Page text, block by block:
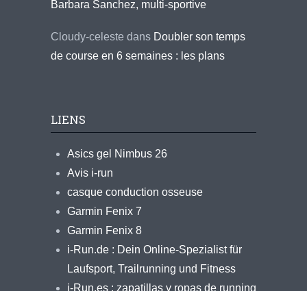
Barbara Sanchez, multi-sportive
Cloudy-celeste dans Doubler son temps
de course en 6 semaines : les plans
LIENS
Asics gel Nimbus 26
Avis i-run
casque conduction osseuse
Garmin Fenix 7
Garmin Fenix 8
i-Run.de : Dein Online-Spezialist für
Laufsport, Trailrunning und Fitness
i-Run.es : zapatillas y ropas de running